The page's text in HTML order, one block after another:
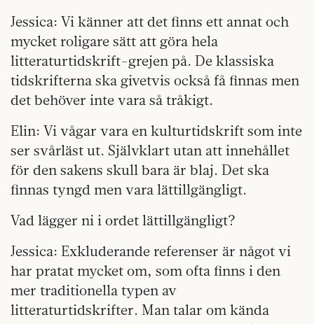
Jessica: Vi känner att det finns ett annat och
mycket roligare sätt att göra hela
litteraturtidskrift-grejen på. De klassiska
tidskrifterna ska givetvis också få finnas men
det behöver inte vara så tråkigt.
Elin: Vi vågar vara en kulturtidskrift som inte
ser svårläst ut. Självklart utan att innehållet
för den sakens skull bara är blaj. Det ska
finnas tyngd men vara lättillgängligt.
Vad lägger ni i ordet lättillgängligt?
Jessica: Exkluderande referenser är något vi
har pratat mycket om, som ofta finns i den
mer traditionella typen av
litteraturtidskrifter. Man talar om kända